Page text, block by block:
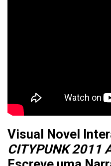
Visual Novel
CITYPUNK 2011